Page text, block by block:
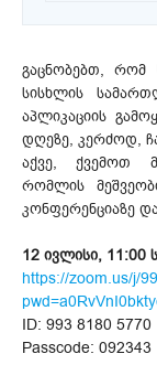
გაცნობებთ, რომ
სისხლის
აპლიკაციის
დღეზე, კერძოდ,
აქვე, ქვემოთ
რომლის
კონფერენციაზე
12 ივლისი, 11:00
https://zoom.us/j/
ID: 993 8180 5770
Passcode: 092343